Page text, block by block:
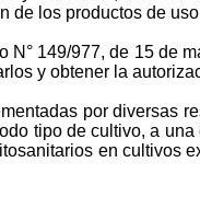
de los productos de
N° 149/977, de 15 de
y obtener la
por diversas
tipo de cultivo, a
en cultivos